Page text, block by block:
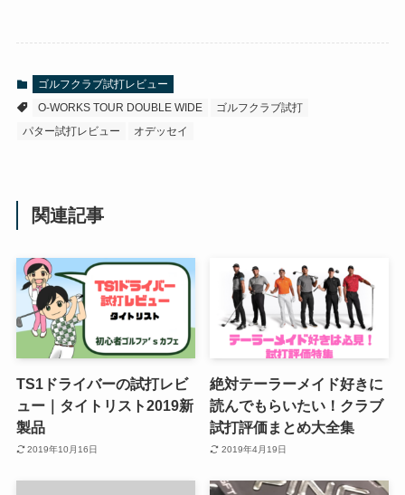
ゴルフクラブ試打レビュー
O-WORKS TOUR DOUBLE WIDE
ゴルフクラブ試打
パター試打レビュー
オデッセイ
関連記事
TS1ドライバーの試打レビ
ュー｜タイトリスト2019新
製品
2019年10月16日
絶対テーラーメイド好きに
読んでもらいたい！クラブ
試打評価まとめ大全集
2019年4月19日